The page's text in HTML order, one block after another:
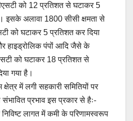
को 12 प्रतिशत से घटाकर 5
इसके अलावा 1800 सीसी क्षमता से
को घटाकर 5 प्रतिशत कर दिया
हाइड्रोलिक पंपों आदि जैसे के
को घटाकर 18 प्रतिशत से
गया है।
में लगी सहकारी समितियों पर
संभावित प्रभाव इस प्रकार से हैः-
लागत में कमी के परिणामस्वरूप